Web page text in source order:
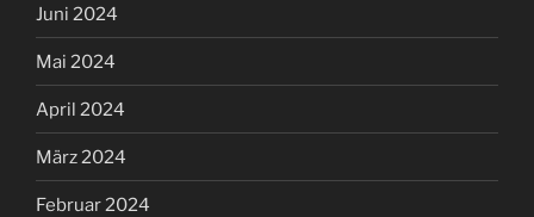
Juni 2024
Mai 2024
April 2024
März 2024
Februar 2024